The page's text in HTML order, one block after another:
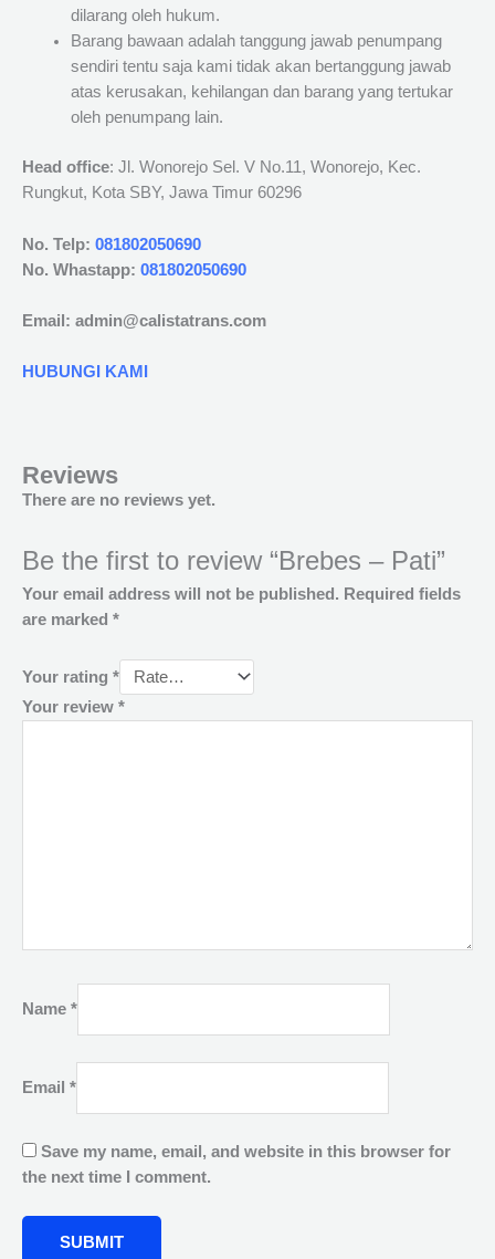
dilarang oleh hukum.
Barang bawaan adalah tanggung jawab penumpang
sendiri tentu saja kami tidak akan bertanggung jawab
atas kerusakan, kehilangan dan barang yang tertukar
oleh penumpang lain.
Head office: Jl. Wonorejo Sel. V No.11, Wonorejo, Kec.
Rungkut, Kota SBY, Jawa Timur 60296
No. Telp: 081802050690
No. Whastapp: 081802050690
Email: admin@calistatrans.com
HUBUNGI KAMI
Reviews
There are no reviews yet.
Be the first to review “Brebes – Pati”
Your email address will not be published. Required fields
are marked *
Your rating *
Your review *
Name *
Email *
Save my name, email, and website in this browser for
the next time I comment.